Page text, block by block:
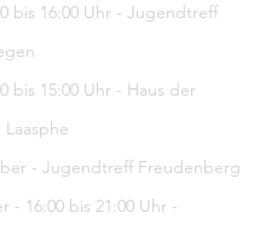
bis 16:00 Uhr - Jugendtreff
bis 15:00 Uhr - Haus der
- Jugendtreff Freudenberg
- 16:00 bis 21:00 Uhr -